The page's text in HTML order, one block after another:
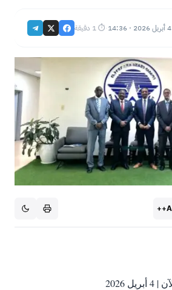
4 أبريل 2026 · 14:36 ·⏱ 1 دقيقة
A++
2026